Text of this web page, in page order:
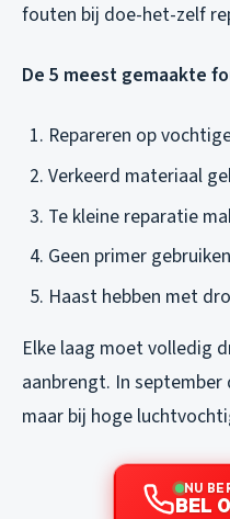
fouten bij doe-het-zelf
De 5 meest gemaakte
Repareren op
Verkeerd materiaal
Te kleine reparatie
Geen primer gebruiken
Haast hebben met
Elke laag moet volledig
aanbrengt. In
maar bij hoge
NU
BEL